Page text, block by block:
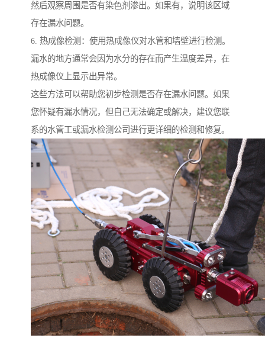
然后观察周围是否有染色剂渗出。如果有，说明该区域
存在漏水问题。
6. 热成像检测：使用热成像仪对水管和墙壁进行检测。
漏水的地方通常会因为水分的存在而产生温度差异，在
热成像仪上显示出异常。
这些方法可以帮助您初步检测是否存在漏水问题。如果
您怀疑有漏水情况，但自己无法确定或解决，建议您联
系的水管工或漏水检测公司进行更详细的检测和修复。